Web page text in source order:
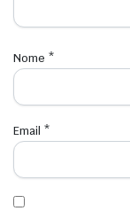
Nome *
Email *